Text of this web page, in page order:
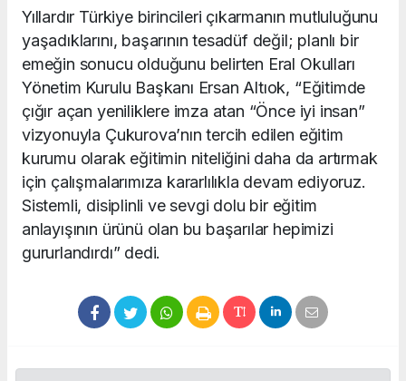
Yıllardır Türkiye birincileri çıkarmanın mutluluğunu
yaşadıklarını, başarının tesadüf değil; planlı bir
emeğin sonucu olduğunu belirten Eral Okulları
Yönetim Kurulu Başkanı Ersan Altıok, “Eğitimde
çığır açan yeniliklere imza atan “Önce iyi insan”
vizyonuyla Çukurova’nın tercih edilen eğitim
kurumu olarak eğitimin niteliğini daha da artırmak
için çalışmalarımıza kararlılıkla devam ediyoruz.
Sistemli, disiplinli ve sevgi dolu bir eğitim
anlayışının ürünü olan bu başarılar hepimizi
gururlandırdı” dedi.